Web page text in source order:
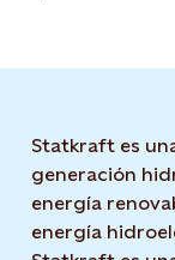
Statkraft es
generación
energía
energía